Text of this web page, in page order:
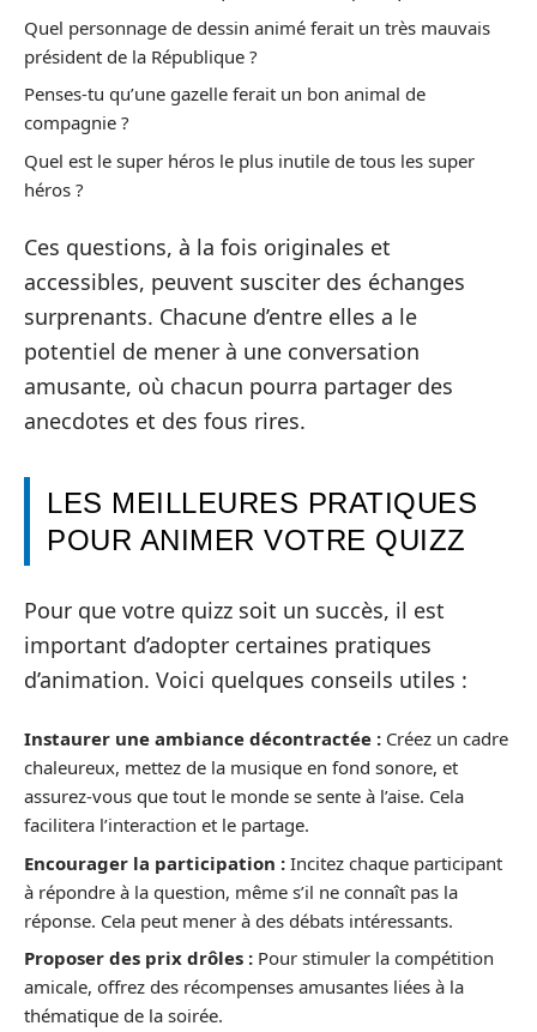
Quel personnage de dessin animé ferait un très mauvais
président de la République ?
Penses-tu qu’une gazelle ferait un bon animal de
compagnie ?
Quel est le super héros le plus inutile de tous les super
héros ?
Ces questions, à la fois originales et
accessibles, peuvent susciter des échanges
surprenants. Chacune d’entre elles a le
potentiel de mener à une conversation
amusante, où chacun pourra partager des
anecdotes et des fous rires.
LES MEILLEURES PRATIQUES
POUR ANIMER VOTRE QUIZZ
Pour que votre quizz soit un succès, il est
important d’adopter certaines pratiques
d’animation. Voici quelques conseils utiles :
Instaurer une ambiance décontractée : Créez un cadre
chaleureux, mettez de la musique en fond sonore, et
assurez-vous que tout le monde se sente à l’aise. Cela
facilitera l’interaction et le partage.
Encourager la participation : Incitez chaque participant
à répondre à la question, même s’il ne connaît pas la
réponse. Cela peut mener à des débats intéressants.
Proposer des prix drôles : Pour stimuler la compétition
amicale, offrez des récompenses amusantes liées à la
thématique de la soirée.